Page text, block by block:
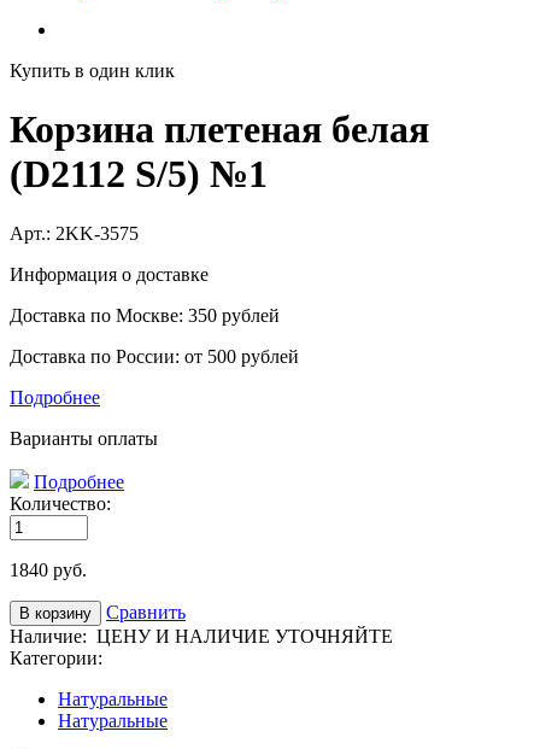
Купить в один клик
Корзина плетеная белая
(D2112 S/5) №1
Арт.: 2KK-3575
Информация о доставке
Доставка по Москве: 350 рублей
Доставка по России: от 500 рублей
Подробнее
Варианты оплаты
Подробнее
Количество:
1840 руб.
Сравнить
Наличие: ЦЕНУ И НАЛИЧИЕ УТОЧНЯЙТЕ
Категории:
Натуральные
Натуральные